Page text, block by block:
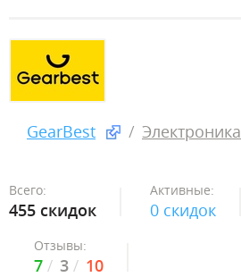
GearBest Электроника
Всего:
455 скидок
Активные:
0 скидок
Отзывы:
7 3 10